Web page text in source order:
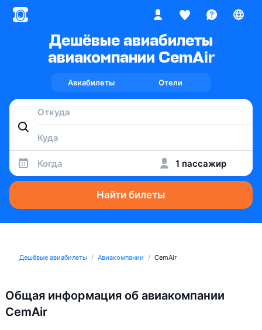
Дешёвые авиабилеты
авиакомпании CemAir
Авиабилеты Отели
Когда 1 пассажир
Найти билеты
Дешёвые авиабилеты Авиакомпании CemAir
Общая информация об авиакомпании
CemAir